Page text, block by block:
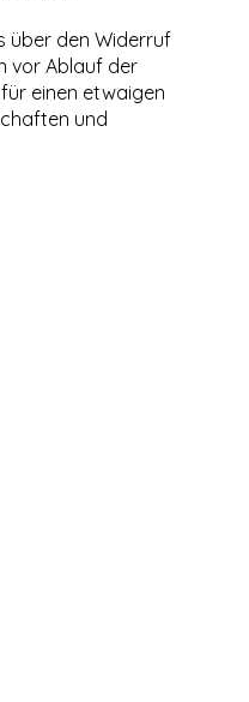
über den Widerruf
vor Ablauf der
einen etwaigen
und